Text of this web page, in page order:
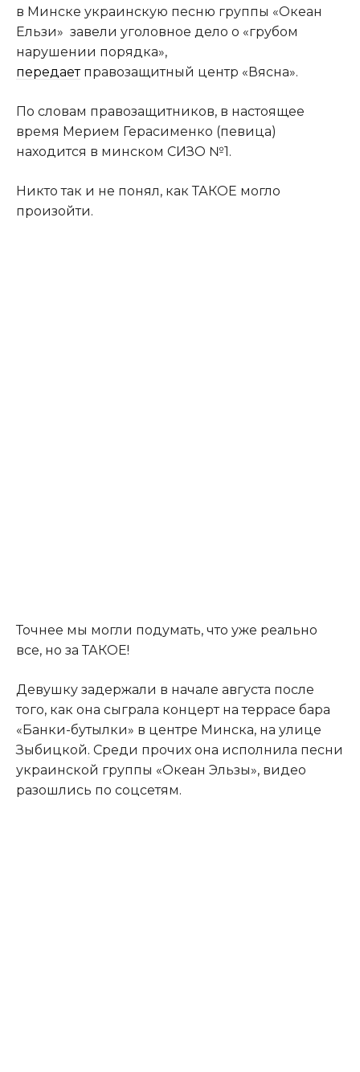
в Минске украинскую песню группы «Океан
Ельзи» завели уголовное дело о «грубом
нарушении порядка»,
передаетправозащитный центр «Вясна».
По словам правозащитников, в настоящее
время Мерием Герасименко (певица)
находится в минском СИЗО №1.
Никто так и не понял, как ТАКОЕ могло
произойти.
Точнее мы могли подумать, что уже реально
все, но за ТАКОЕ!
Девушку задержали в начале августа после
того, как она сыграла концерт на террасе бара
«Банки-бутылки» в центре Минска, на улице
Зыбицкой. Среди прочих она исполнила песни
украинской группы «Океан Эльзы», видео
разошлись по соцсетям.